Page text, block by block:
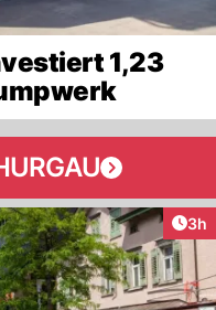
1,23
3h